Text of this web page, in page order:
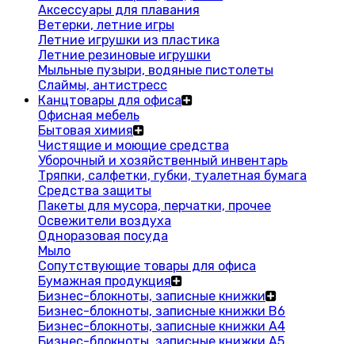
Аксессуары для плавания
Ветерки, летние игры
Летние игрушки из пластика
Летние резиновые игрушки
Мыльные пузыри, водяные пистолеты
Слаймы, антистресс
Канцтовары для офиса
Офисная мебель
Бытовая химия
Чистящие и моющие средства
Уборочный и хозяйственный инвентарь
Тряпки, салфетки, губки, туалетная бумага
Средства защиты
Пакеты для мусора, перчатки, прочее
Освежители воздуха
Одноразовая посуда
Мыло
Сопутствующие товары для офиса
Бумажная продукция
Бизнес-блокноты, записные книжки
Бизнес-блокноты, записные книжки В6
Бизнес-блокноты, записные книжки A4